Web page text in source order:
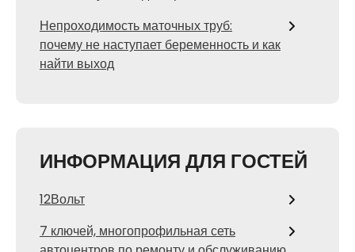
Непроходимость маточных труб:
почему не наступает беременность и как
найти выход
ИНФОРМАЦИЯ ДЛЯ ГОСТЕЙ
12Вольт
7 ключей, многопрофильная сеть